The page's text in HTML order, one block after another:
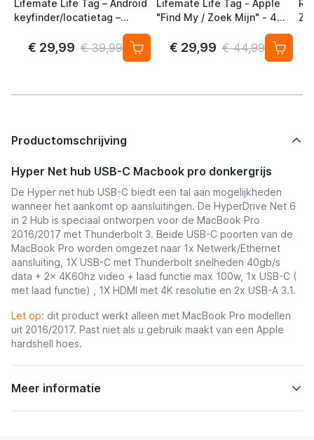
Lifemate Life Tag – Android
keyfinder/locatietag –
Android/Google Find My
Device – 4-pack
€ 29,99 € 39,99
Lifemate Life Tag - Apple
"Find My / Zoek Mijn" - 4
Pack - AirTag Alternatief
€ 29,99 € 44,99
Productomschrijving
Hyper Net hub USB-C Macbook pro donkergrijs
De Hyper net hub USB-C biedt een tal aan mogelijkheden
wanneer het aankomt op aansluitingen. De HyperDrive Net 6
in 2 Hub is speciaal ontworpen voor de MacBook Pro
2016/2017 met Thunderbolt 3. Beide USB-C poorten van de
MacBook Pro worden omgezet naar 1x Netwerk/Ethernet
aansluiting, 1X USB-C met Thunderbolt snelheden 40gb/s
data + 2x 4K60hz video + laad functie max 100w, 1x USB-C (
met laad functie) , 1X HDMI met 4K resolutie en 2x USB-A 3.1.
Let op: dit product werkt alleen met MacBook Pro modellen
uit 2016/2017. Past niet als u gebruik maakt van een Apple
hardshell hoes.
Meer informatie